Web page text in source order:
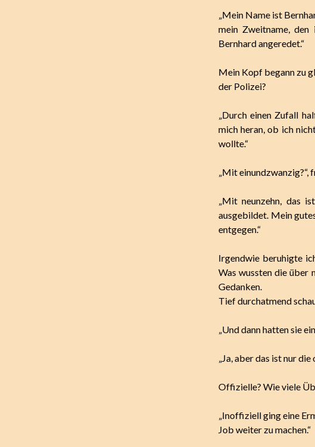
„Mein Name ist
mein Zweitname,
Bernhard angeredet.“
Mein Kopf begann zu
der Polizei?
„Durch einen Zufall
mich heran, ob ich
wollte.“
„Mit
„Mit neunzehn, das
ausgebildet. Mein
entgegen.“
Irgendwie beruhigte
Was wussten die über
Gedanken.
Tief durchatmend
„Und dann hatten sie
„Ja, aber das ist nur
Offizielle? Wie viele
„Inoffiziell ging eine
Job weiter zu machen.“